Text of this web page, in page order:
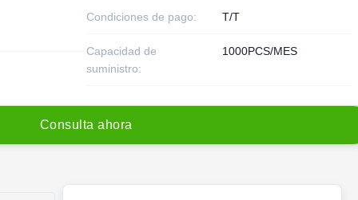
Condiciones de pago: T/T
Capacidad de
suministro:
1000PCS/MES
Consu ta a hora